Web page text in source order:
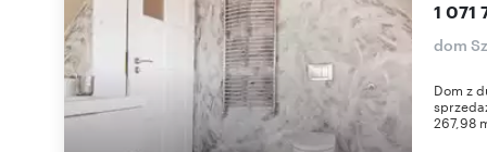
1 071
dom
Dom z
267,98